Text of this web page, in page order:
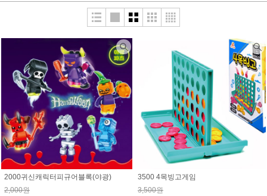
2000귀신캐릭터피규어블록(야광)
2,000원
3500 4목빙고게임
3,500원